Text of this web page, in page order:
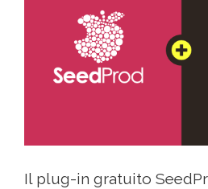
Il plug-in gratuito